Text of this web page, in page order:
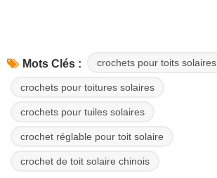
Mots Clés : crochets pour toits solaires
crochets pour toitures solaires
crochets pour tuiles solaires
crochet réglable pour toit solaire
crochet de toit solaire chinois